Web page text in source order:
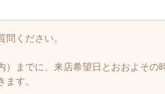
ください。
までに、来店希望日とおおよその
す。